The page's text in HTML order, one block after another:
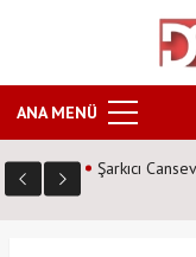
ANA MENÜ
Şarkıcı